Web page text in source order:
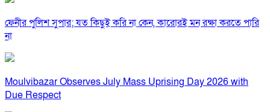
ফেনীর পুলিশ সুপার; যত কিছুই করি না কেন, কারোরই মন রক্ষা করতে পারি
না
Moulvibazar Observes July Mass Uprising Day 2026 with
Due Respect